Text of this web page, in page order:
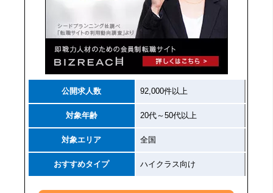
公開求人数 92,000件以上
対象年齢 20代～50代以上
対象エリア 全国
おすすめタイプ ハイクラス向け